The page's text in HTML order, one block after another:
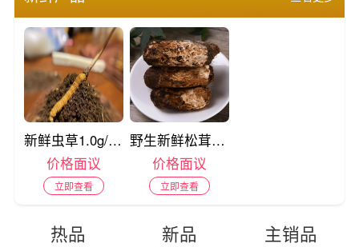
新鲜虫草1.0g/根冬虫夏草5根起售4-5月开售（仅供展示用）
价格面议
立即查看
野生新鲜松茸西藏特产1公斤起售6-7月售卖（仅供展示用）
价格面议
立即查看
热品 新品 主销品